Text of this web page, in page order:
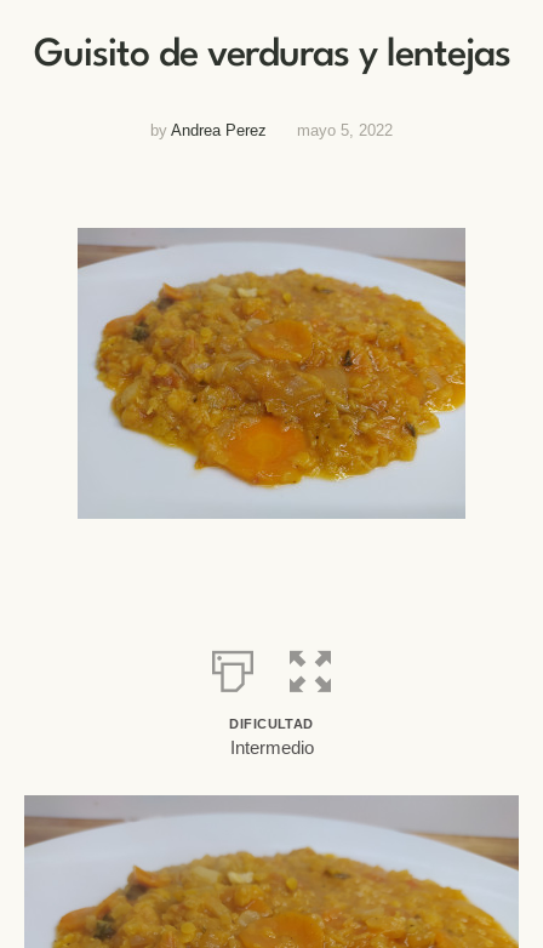
Guisito de verduras y lentejas
by Andrea Perez mayo 5, 2022
DIFICULTAD
Intermedio